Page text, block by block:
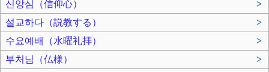
신앙심（信仰心）
>
설교하다（説教する）
>
수요예배（水曜礼拝）
>
부처님（仏様）
>